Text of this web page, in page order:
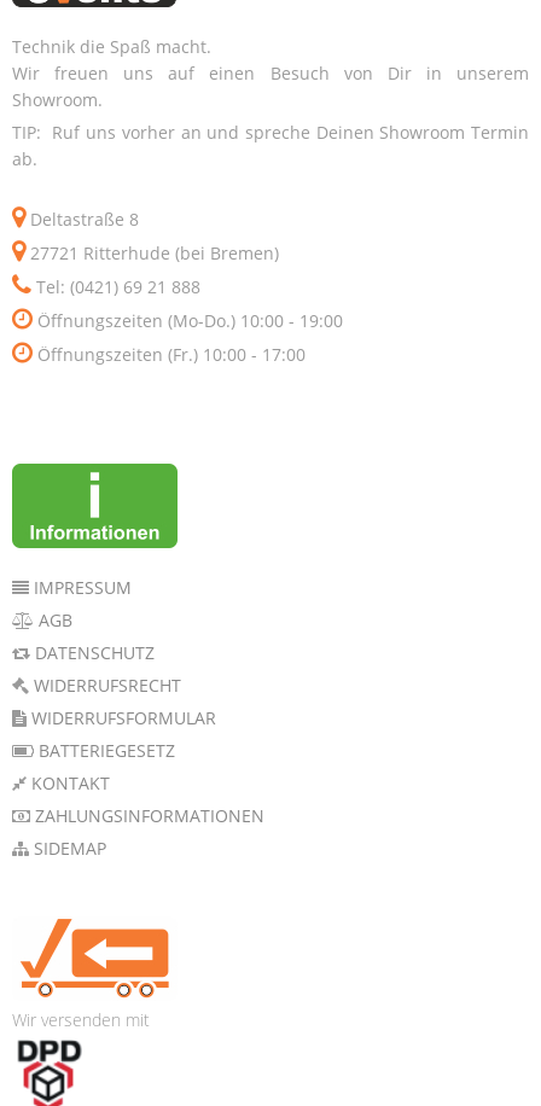
Technik die Spaß macht.
Wir freuen uns auf einen Besuch von Dir in unserem
Showroom.
TIP: Ruf uns vorher an und spreche Deinen Showroom Termin
ab.
Deltastraße 8
27721 Ritterhude (bei Bremen)
Tel: (0421) 69 21 888
Öffnungszeiten (Mo-Do.) 10:00 - 19:00
Öffnungszeiten (Fr.) 10:00 - 17:00
IMPRESSUM
AGB
DATENSCHUTZ
WIDERRUFSRECHT
WIDERRUFSFORMULAR
BATTERIEGESETZ
KONTAKT
ZAHLUNGSINFORMATIONEN
SIDEMAP
Wir versenden mit